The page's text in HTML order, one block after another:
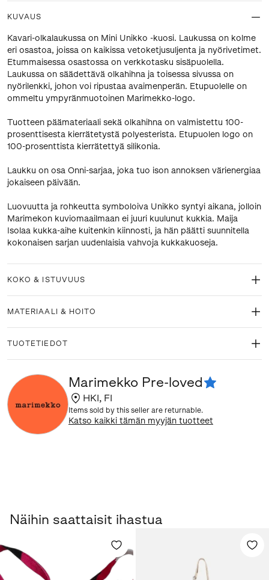
KUVAUS
Kavari-olkalaukussa on Mini Unikko -kuosi. Laukussa on kolme
eri osastoa, joissa on kaikissa vetoketjusuljenta ja nyörivetimet.
Etummaisessa osastossa on verkkotasku sisäpuolella.
Laukussa on säädettävä olkahihna ja toisessa sivussa on
nyörilenkki, johon voi ripustaa avaimenperän. Etupuolelle on
ommeltu ympyränmuotoinen Marimekko-logo.
Tuotteen päämateriaali sekä olkahihna on valmistettu 100-
prosenttisesta kierrätetystä polyesterista. Etupuolen logo on
100-prosenttista kierrätettyä silikonia.
Laukku on osa Onni-sarjaa, joka tuo ison annoksen värienergiaa
jokaiseen päivään.
Luovuutta ja rohkeutta symboloiva Unikko syntyi aikana, jolloin
Marimekon kuviomaailmaan ei juuri kuulunut kukkia. Maija
Isolaa kukka-aihe kuitenkin kiinnosti, ja hän päätti suunnitella
kokonaisen sarjan uudenlaisia vahvoja kukkakuoseja.
KOKO & ISTUVUUS
MATERIAALI & HOITO
TUOTETIEDOT
Marimekko Pre-loved
HKI, FI
Items sold by this seller are returnable.
Katso kaikki tämän myyjän tuotteet
Näihin saattaisit ihastua